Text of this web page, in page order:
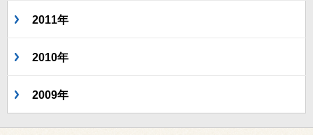
2011年
2010年
2009年